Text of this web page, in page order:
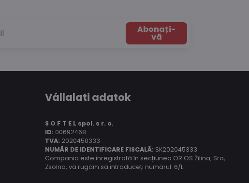
Abonați-
vă
Vállalati adatok
S O F T E L spol. s r. o.
ID: 00692468
TVA: 2020450333
NUMĂR DE IDENTIFICARE FISCALĂ: SK202045333
Compania este înregistrată în secțiunea OR OS Žilina, Sro,
Zsolna, vă rugăm să introduceți numărul: 6/L.